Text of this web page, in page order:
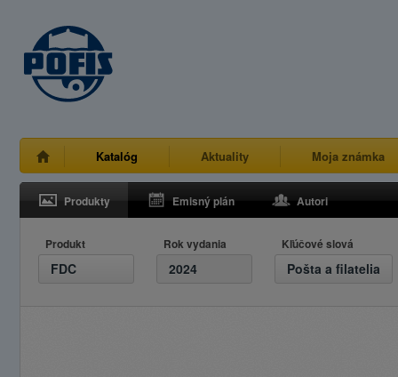
Katalóg Aktuality Moja známka
Produkty Emisný plán Autori
Produkt
FDC
Rok vydania
2024
Kľúčové slová
Pošta a filatelia